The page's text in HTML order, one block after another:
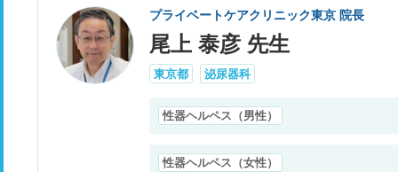
プライベートケアクリニック東京 院長
尾上 泰彦 先生
東京都 泌尿器科
性器ヘルペス（男性）
性器ヘルペス（女性）